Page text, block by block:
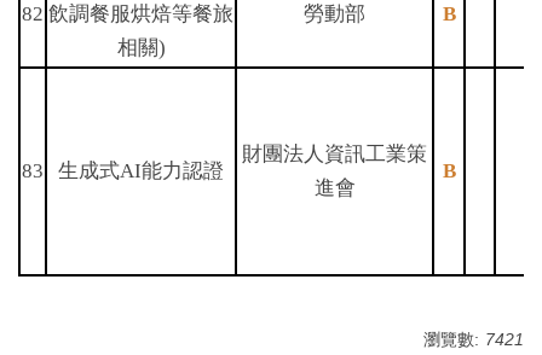
82 飲調餐服烘焙等餐旅
相關)
勞動部 B
83 生成式AI能力認證
財團法人資訊工業策
進會
B
瀏覽數: 7421